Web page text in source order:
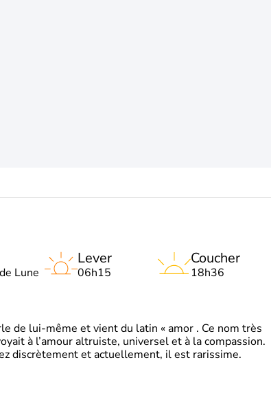
Lune
Lever
06h15
Coucher
18h36
de lui-même et vient du latin « amor . Ce nom très
à l’amour altruiste, universel et à la compassion.
discrètement et actuellement, il est rarissime.